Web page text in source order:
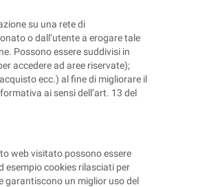
su una rete di
o dall’utente a erogare tale
Possono essere suddivisi in
accedere ad aree riservate);
ecc.) al fine di migliorare il
ai sensi dell’art. 13 del
web visitato possono essere
esempio cookies rilasciati per
garantiscono un miglior uso del